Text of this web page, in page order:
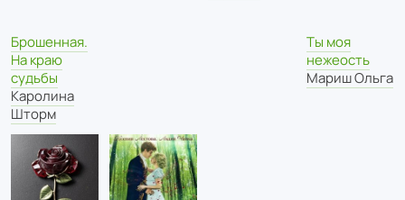
Брошенная.
На краю
судьбы
Каролина
Шторм
Ты моя
нежеость
Мариш Ольга